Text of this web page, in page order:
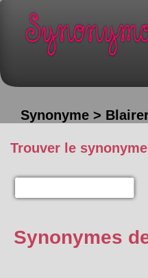
Synonyme >
Trouver le
Synonymes